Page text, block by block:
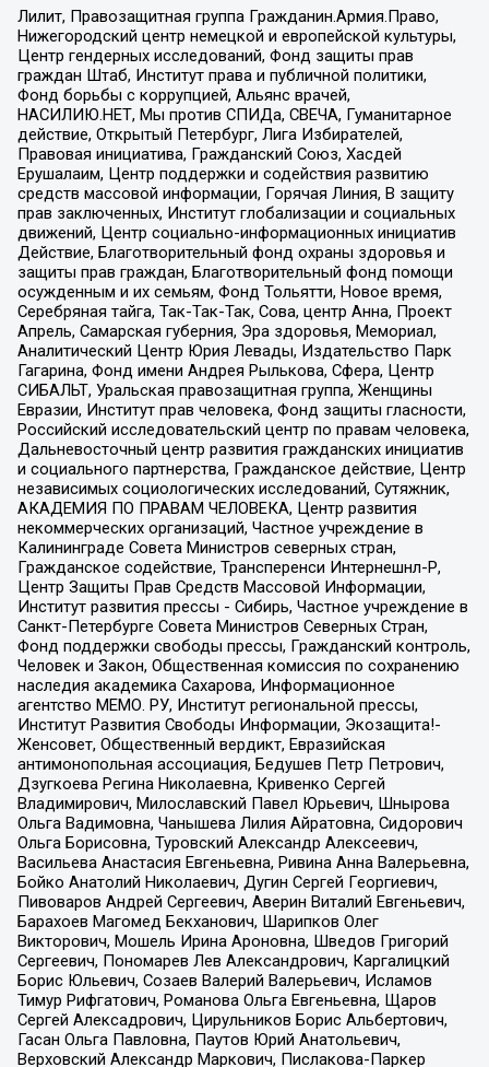
Лилит, Правозащитная группа Гражданин.Армия.Право,
Нижегородский центр немецкой и европейской культуры,
Центр гендерных исследований, Фонд защиты прав
граждан Штаб, Институт права и публичной политики,
Фонд борьбы с коррупцией, Альянс врачей,
НАСИЛИЮ.НЕТ, Мы против СПИДа, СВЕЧА, Гуманитарное
действие, Открытый Петербург, Лига Избирателей,
Правовая инициатива, Гражданский Союз, Хасдей
Ерушалаим, Центр поддержки и содействия развитию
средств массовой информации, Горячая Линия, В защиту
прав заключенных, Институт глобализации и социальных
движений, Центр социально-информационных инициатив
Действие, Благотворительный фонд охраны здоровья и
защиты прав граждан, Благотворительный фонд помощи
осужденным и их семьям, Фонд Тольятти, Новое время,
Серебряная тайга, Так-Так-Так, Сова, центр Анна, Проект
Апрель, Самарская губерния, Эра здоровья, Мемориал,
Аналитический Центр Юрия Левады, Издательство Парк
Гагарина, Фонд имени Андрея Рылькова, Сфера, Центр
СИБАЛЬТ, Уральская правозащитная группа, Женщины
Евразии, Институт прав человека, Фонд защиты гласности,
Российский исследовательский центр по правам человека,
Дальневосточный центр развития гражданских инициатив
и социального партнерства, Гражданское действие, Центр
независимых социологических исследований, Сутяжник,
АКАДЕМИЯ ПО ПРАВАМ ЧЕЛОВЕКА, Центр развития
некоммерческих организаций, Частное учреждение в
Калининграде Совета Министров северных стран,
Гражданское содействие, Трансперенси Интернешнл-Р,
Центр Защиты Прав Средств Массовой Информации,
Институт развития прессы - Сибирь, Частное учреждение в
Санкт-Петербурге Совета Министров Северных Стран,
Фонд поддержки свободы прессы, Гражданский контроль,
Человек и Закон, Общественная комиссия по сохранению
наследия академика Сахарова, Информационное
агентство МЕМО. РУ, Институт региональной прессы,
Институт Развития Свободы Информации, Экозащита!-
Женсовет, Общественный вердикт, Евразийская
антимонопольная ассоциация, Бедушев Петр Петрович,
Дзугкоева Регина Николаевна, Кривенко Сергей
Владимирович, Милославский Павел Юрьевич, Шнырова
Ольга Вадимовна, Чанышева Лилия Айратовна, Сидорович
Ольга Борисовна, Туровский Александр Алексеевич,
Васильева Анастасия Евгеньевна, Ривина Анна Валерьевна,
Бойко Анатолий Николаевич, Дугин Сергей Георгиевич,
Пивоваров Андрей Сергеевич, Аверин Виталий Евгеньевич,
Барахоев Магомед Бекханович, Шарипков Олег
Викторович, Мошель Ирина Ароновна, Шведов Григорий
Сергеевич, Пономарев Лев Александрович, Каргалицкий
Борис Юльевич, Созаев Валерий Валерьевич, Исламов
Тимур Рифгатович, Романова Ольга Евгеньевна, Щаров
Сергей Алексадрович, Цирульников Борис Альбертович,
Гасан Ольга Павловна, Паутов Юрий Анатольевич,
Верховский Александр Маркович, Пислакова-Паркер